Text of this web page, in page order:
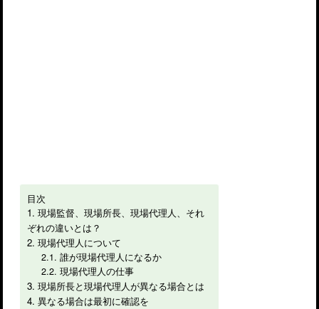
目次
現場監督、現場所長、現場代理人、それ
ぞれの違いとは？
現場代理人について
誰が現場代理人になるか
現場代理人の仕事
現場所長と現場代理人が異なる場合とは
異なる場合は最初に確認を